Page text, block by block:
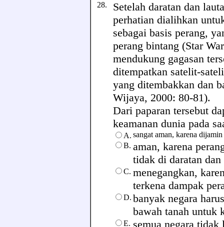
28. Setelah daratan dan
perhatian dialihkan
sebagai basis perang,
perang bintang (Star
mendukung gagasan
ditempatkan satelit-
yang ditembakkan dan
Wijaya, 2000: 80-81).
Dari paparan tersebut
keamanan dunia pada
A. sangat aman, karena
B. aman, karena
tidak di daratan dan
C. menegangkan,
terkena dampak
D. banyak negara
bawah tanah untuk
E. semua negara